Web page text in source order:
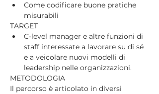
Come codificare buone pratiche
misurabili
TARGET
C-level manager e altre funzioni di
staff interessate a lavorare su di sé
e a veicolare nuovi modelli di
leadership nelle organizzazioni.
METODOLOGIA
Il percorso è articolato in diversi